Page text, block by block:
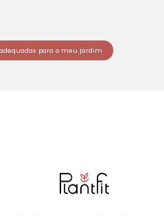
para o meu jardim